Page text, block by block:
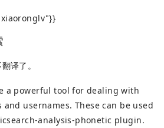
译了。
a powerful tool for dealing with
usernames. These can be used
analysis-phonetic plugin.